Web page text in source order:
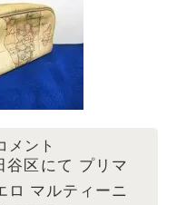
メント
谷区にて プリマ
ロ マルティーニ